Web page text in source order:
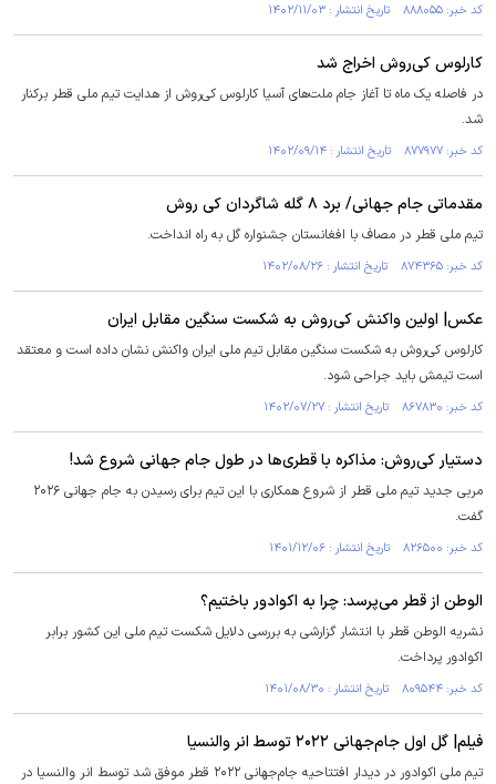
کد خبر: ۸۸۸۰۵۵ تاریخ انتشار : ۱۴۰۲/۱۱/۰۳
کارلوس کی‌روش اخراج شد
در فاصله یک ماه تا آغاز جام ملت‌های آسیا کارلوس کی‌روش از هدایت تیم ملی قطر برکنار
شد.
کد خبر: ۸۷۷۹۷۷ تاریخ انتشار : ۱۴۰۲/۰۹/۱۴
مقدماتی جام جهانی/ برد ۸ گله شاگردان کی روش
تیم ملی قطر در مصاف با افغانستان جشنواره گل به راه انداخت.
کد خبر: ۸۷۴۳۶۵ تاریخ انتشار : ۱۴۰۲/۰۸/۲۶
عکس| اولین واکنش کی‌روش به شکست سنگین مقابل ایران
کارلوس کی‌روش به شکست سنگین مقابل تیم ملی ایران واکنش نشان داده است و معتقد
است تیمش باید جراحی شود.
کد خبر: ۸۶۷۸۳۰ تاریخ انتشار : ۱۴۰۲/۰۷/۲۷
دستیار کی‌روش: مذاکره با قطری‌ها در طول جام جهانی شروع شد!
مربی جدید تیم ملی قطر از شروع همکاری با این تیم برای رسیدن به جام جهانی ۲۰۲۶
گفت.
کد خبر: ۸۲۶۵۰۰ تاریخ انتشار : ۱۴۰۱/۱۲/۰۶
الوطن از قطر می‌پرسد: چرا به اکوادور باختیم؟
نشریه الوطن قطر با انتشار گزارشی به بررسی دلایل شکست تیم ملی این کشور برابر
اکوادور پرداخت.
کد خبر: ۸۰۹۵۴۴ تاریخ انتشار : ۱۴۰۱/۰۸/۳۰
فیلم| گل اول جام‌جهانی ۲۰۲۲ توسط انر والنسیا
تیم ملی اکوادور در دیدار افتتاحیه جام‌جهانی ۲۰۲۲ قطر موفق شد توسط انر والنسیا در